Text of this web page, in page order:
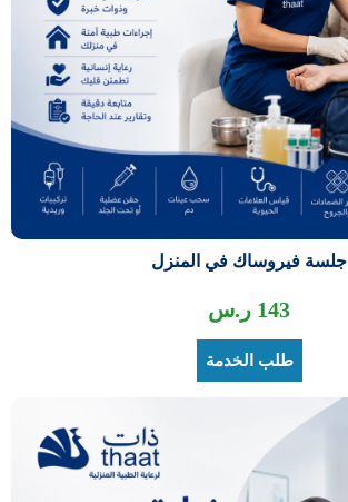
جلسة فيروساك في المنزل
143 ر.س
طلب الخدمة